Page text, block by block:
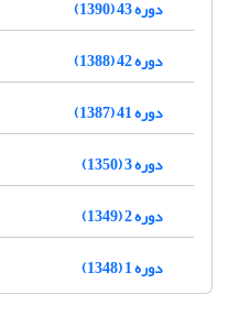
دوره 43 (1390)
دوره 42 (1388)
دوره 41 (1387)
دوره 3 (1350)
دوره 2 (1349)
دوره 1 (1348)